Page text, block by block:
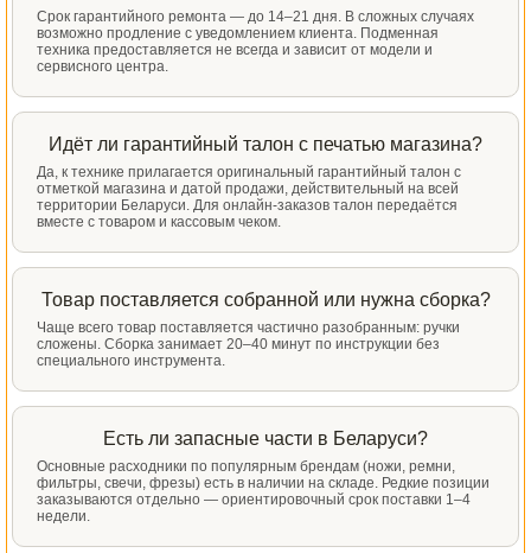
Срок гарантийного ремонта — до 14–21 дня. В сложных случаях
возможно продление с уведомлением клиента. Подменная
техника предоставляется не всегда и зависит от модели и
сервисного центра.
Идёт ли гарантийный талон с печатью магазина?
Да, к технике прилагается оригинальный гарантийный талон с
отметкой магазина и датой продажи, действительный на всей
территории Беларуси. Для онлайн-заказов талон передаётся
вместе с товаром и кассовым чеком.
Товар поставляется собранной или нужна сборка?
Чаще всего товар поставляется частично разобранным: ручки
сложены. Сборка занимает 20–40 минут по инструкции без
специального инструмента.
Есть ли запасные части в Беларуси?
Основные расходники по популярным брендам (ножи, ремни,
фильтры, свечи, фрезы) есть в наличии на складе. Редкие позиции
заказываются отдельно — ориентировочный срок поставки 1–4
недели.